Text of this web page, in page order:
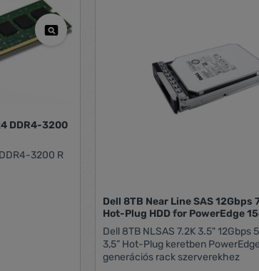
DDR4-3200
3200 R
Dell 8TB Near Line SAS 12Gbps
Hot-Plug HDD for PowerEdge
Dell 8TB NLSAS 7.2K 3.5" 12Gbps
3,5” Hot-Plug keretben
generációs rack szerverekhez